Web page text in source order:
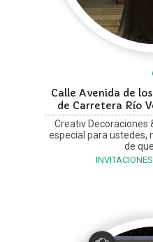
Calle Avenida de
de Carretera Río
Creativ Decoraciones
especial para ustedes,
de